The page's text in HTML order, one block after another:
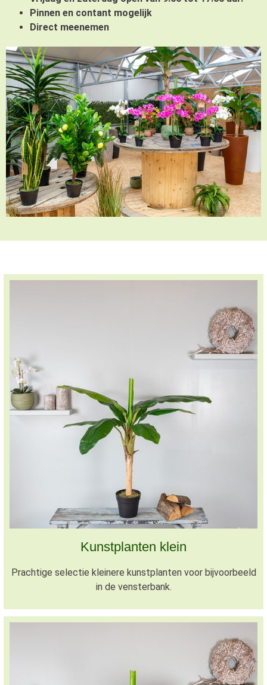
Pinnen en contant mogelijk
Direct meenemen
Kunstplanten klein
Prachtige selectie kleinere kunstplanten voor bijvoorbeeld
in de vensterbank.